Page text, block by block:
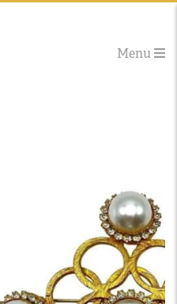
Menu